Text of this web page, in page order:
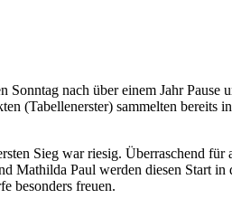
nach über einem Jahr Pause
(Tabellenerster) sammelten bereits
Sieg war riesig. Überraschend für
Mathilda Paul werden diesen Start
besonders freuen.